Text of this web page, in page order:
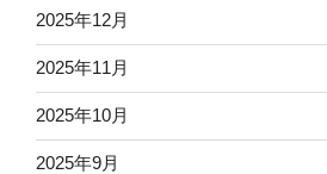
2025年12月
2025年11月
2025年10月
2025年9月